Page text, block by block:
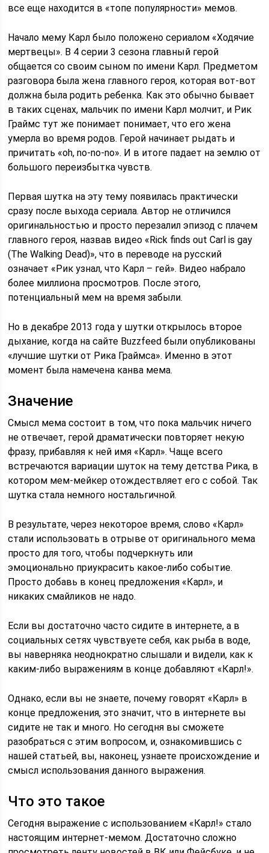
все еще находится в «топе популярности» мемов.
Начало мему Карл было положено сериалом «Ходячие
мертвецы». В 4 серии 3 сезона главный герой
общается со своим сыном по имени Карл. Предметом
разговора была жена главного героя, которая вот-вот
должна была родить ребенка. Как это обычно бывает
в таких сценах, мальчик по имени Карл молчит, и Рик
Граймс тут же понимает понимает, что его жена
умерла во время родов. Герой начинает рыдать и
причитать «oh, no-no-no». И в итоге падает на землю от
большого переизбытка чувств.
Первая шутка на эту тему появилась практически
сразу после выхода сериала. Автор не отличился
оригинальностью и просто перезалил эпизод с плачем
главного героя, назвав видео «Rick finds out Carl is gay
(The Walking Dead)», что в переводе на русский
означает «Рик узнал, что Карл – гей». Видео набрало
более миллиона просмотров. После этого,
потенциальный мем на время забыли.
Но в декабре 2013 года у шутки открылось второе
дыхание, когда на сайте Buzzfeed были опубликованы
«лучшие шутки от Рика Граймса». Именно в этот
момент была намечена канва мема.
Значение
Смысл мема состоит в том, что пока мальчик ничего
не отвечает, герой драматически повторяет некую
фразу, прибавляя к ней имя «Карл». Чаще всего
встречаются вариации шуток на тему детства Рика, в
котором мем-мейкер отождествляет его с собой. Так
шутка стала немного ностальгичной.
В результате, через некоторое время, слово «Карл»
стали использовать в отрыве от оригинального мема
просто для того, чтобы подчеркнуть или
эмоционально приукрасить какое-либо событие.
Просто добавь в конец предложения «Карл», и
никаких смайликов не надо.
Если вы достаточно часто сидите в интернете, а в
социальных сетях чувствуете себя, как рыба в воде,
вы наверняка неоднократно слышали и видели, как к
каким-либо выражениям в конце добавляют «Карл!».
Однако, если вы не знаете, почему говорят «Карл» в
конце предложения, это значит, что в интернете вы
сидите не так и много. Но сегодня вы сможете
разобраться с этим вопросом, и, ознакомившись с
нашей статьей, вы, наконец, узнаете происхождение и
смысл использования данного выражения.
Что это такое
Сегодня выражение с использованием «Карл!» стало
настоящим интернет-мемом. Достаточно сложно